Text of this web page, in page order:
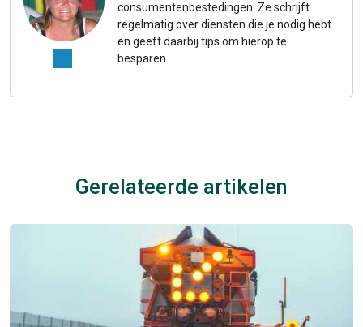
consumentenbestedingen. Ze schrijft
regelmatig over diensten die je nodig hebt
en geeft daarbij tips om hierop te
besparen.
Gerelateerde artikelen